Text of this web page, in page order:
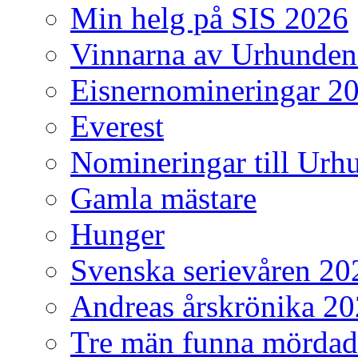
Min helg på SIS 2026
Vinnarna av
Eisnernomineringar
Everest
Nomineringar till
Gamla mästare
Hunger
Svenska serievåren
Andreas årskrönika
Tre män funna